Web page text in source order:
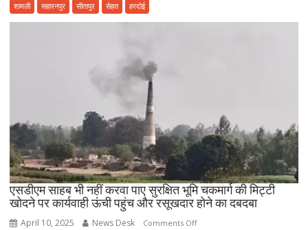
शामली
सहारनपुर सीतापुर सेहत हरदोई
एसडीएम साहब भी नहीं करवा पाए सुरक्षित भूमि चकमार्ग की मिट्टी
खोदने पर कार्यवाही ऊंची पहुंच और रसूखदार होने का दबदबा
April 10, 2025 News Desk Comments Offon